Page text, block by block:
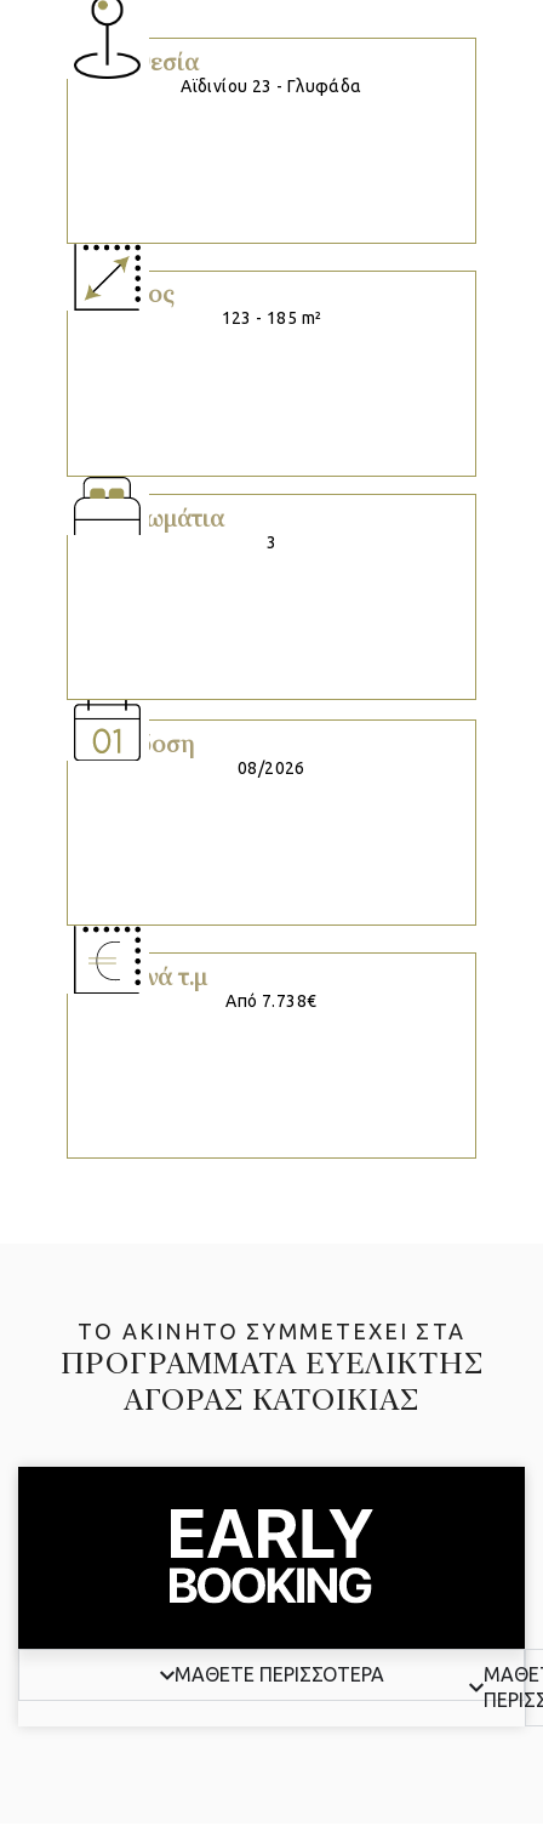
Τοποθεσία
Αϊδινίου 23 - Γλυφάδα
Μέγεθος
123 - 185 m²
Υπνοδωμάτια
3
Παράδοση
08/2026
Τιμή ανά τ.μ
Από 7.738€
ΤΟ ΑΚΙΝΗΤΟ ΣΥΜΜΕΤΕΧΕΙ ΣΤΑ
ΠΡΟΓΡΑΜΜΑΤΑ EΥΕΛΙΚΤΗΣ
ΑΓΟΡΑΣ ΚΑΤΟΙΚΙΑΣ
ΜΑΘΕΤΕ ΠΕΡΙΣΣΟΤΕΡΑ